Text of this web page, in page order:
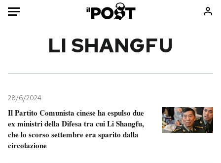
Mondo
Politica
Tecnologia
Internet
Consumismi
Storie/Idee
Ok Boomer!
LI SHANGFU
28/6/2024
Il Partito Comunista cinese ha espulso due
ex ministri della Difesa tra cui Li Shangfu,
che lo scorso settembre era sparito dalla
circolazione